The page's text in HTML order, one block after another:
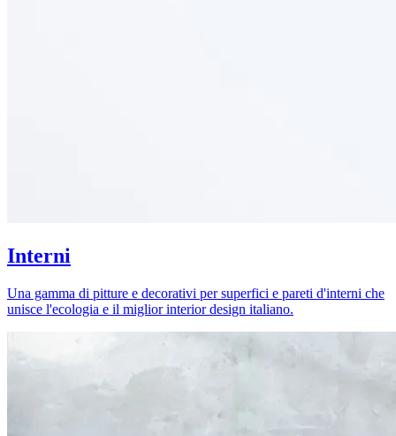
Interni
Una gamma di pitture e decorativi per superfici e pareti d'interni che
unisce l'ecologia e il miglior interior design italiano.